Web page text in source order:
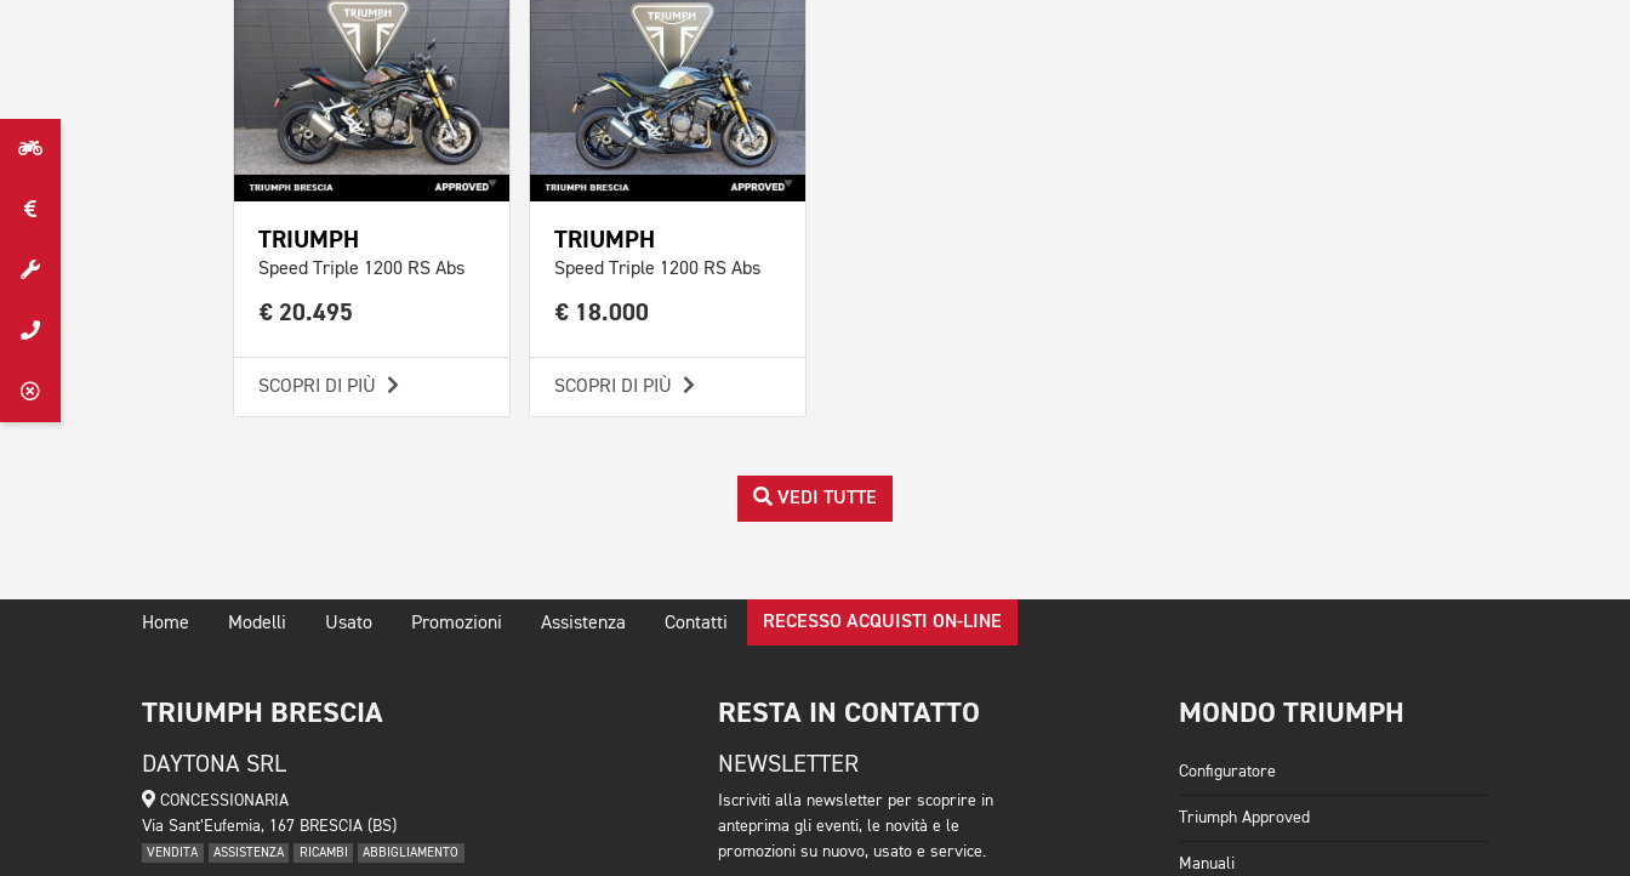
TRIUMPH
Speed Triple 1200 RS Abs
€ 20.495
SCOPRI DI PIÙ
TRIUMPH
Speed Triple 1200 RS Abs
€ 18.000
SCOPRI DI PIÙ
VEDI TUTTE
Home Modelli Usato Promozioni Assistenza Contatti RECESSO ACQUISTI ON-LINE
TRIUMPH BRESCIA
DAYTONA SRL
CONCESSIONARIA
Via Sant’Eufemia, 167 BRESCIA (BS)
VENDITA ASSISTENZA RICAMBI ABBIGLIAMENTO
RESTA IN CONTATTO
NEWSLETTER
Iscriviti alla newsletter per scoprire in
anteprima gli eventi, le novità e le
promozioni su nuovo, usato e service.
MONDO TRIUMPH
Configuratore
Triumph Approved
Manuali